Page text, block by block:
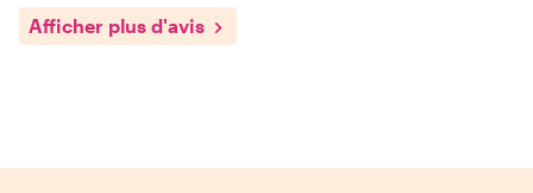
Afficher plus d'avis